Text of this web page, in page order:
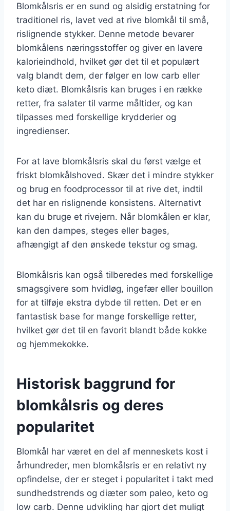
Blomkålsris er en sund og alsidig erstatning for
traditionel ris, lavet ved at rive blomkål til små,
rislignende stykker. Denne metode bevarer
blomkålens næringsstoffer og giver en lavere
kalorieindhold, hvilket gør det til et populært
valg blandt dem, der følger en low carb eller
keto diæt. Blomkålsris kan bruges i en række
retter, fra salater til varme måltider, og kan
tilpasses med forskellige krydderier og
ingredienser.
For at lave blomkålsris skal du først vælge et
friskt blomkålshoved. Skær det i mindre stykker
og brug en foodprocessor til at rive det, indtil
det har en rislignende konsistens. Alternativt
kan du bruge et rivejern. Når blomkålen er klar,
kan den dampes, steges eller bages,
afhængigt af den ønskede tekstur og smag.
Blomkålsris kan også tilberedes med forskellige
smagsgivere som hvidløg, ingefær eller bouillon
for at tilføje ekstra dybde til retten. Det er en
fantastisk base for mange forskellige retter,
hvilket gør det til en favorit blandt både kokke
og hjemmekokke.
Historisk baggrund for
blomkålsris og deres
popularitet
Blomkål har været en del af menneskets kost i
århundreder, men blomkålsris er en relativt ny
opfindelse, der er steget i popularitet i takt med
sundhedstrends og diæter som paleo, keto og
low carb. Denne udvikling har gjort det muligt